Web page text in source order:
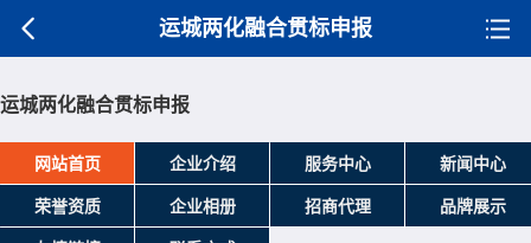
运城两化融合贯标申报
运城两化融合贯标申报
网站首页 企业介绍 服务中心 新闻中心
荣誉资质 企业相册 招商代理 品牌展示